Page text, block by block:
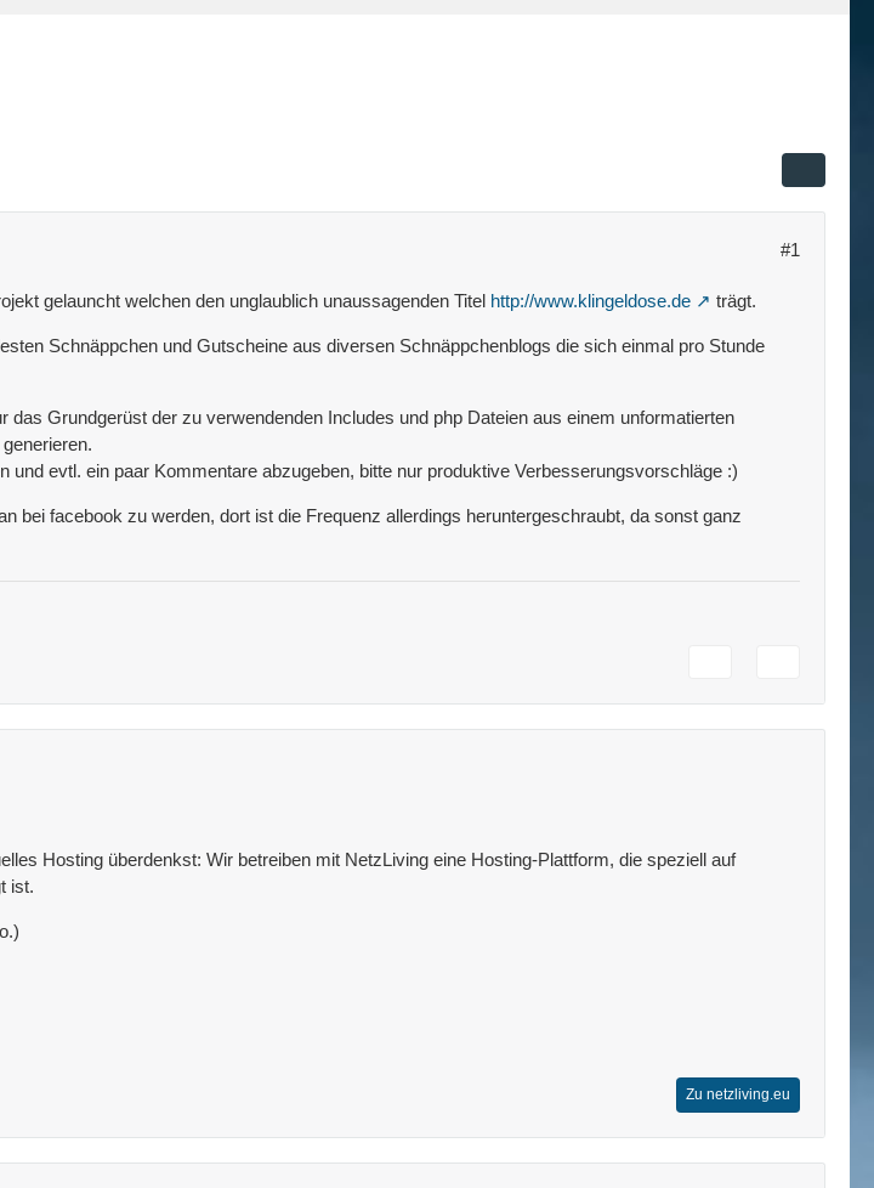
#1
gelauncht welchen den unglaublich unaussagenden Titel http://www.klingeldose.de trägt.
Schnäppchen und Gutscheine aus diversen Schnäppchenblogs die sich einmal pro Stunde
das Grundgerüst der zu verwendenden Includes und php Dateien aus einem unformatierten
und evtl. ein paar Kommentare abzugeben, bitte nur produktive Verbesserungsvorschläge :)
bei facebook zu werden, dort ist die Frequenz allerdings heruntergeschraubt, da sonst ganz
Hosting überdenkst: Wir betreiben mit NetzLiving eine Hosting-Plattform, die speziell auf
ist.
Zu netzliving.eu